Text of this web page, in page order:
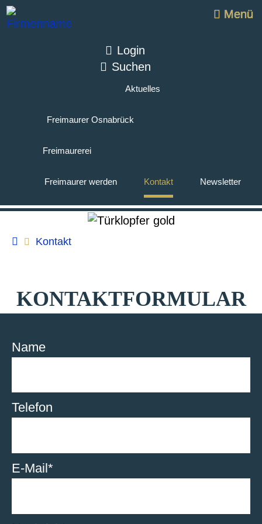
Login
Suchen
Menü
Aktuelles
Freimaurer Osnabrück
Freimaurerei
Freimaurer werden Kontakt Newsletter
Kontakt
KONTAKTFORMULAR
Name
Telefon
E-Mail*